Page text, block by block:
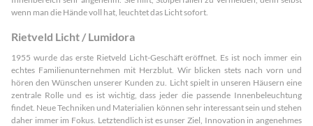
wenn man die Hände voll hat, leuchtet das Licht sofort.
Rietveld Licht / Lumidora
1955 wurde das erste Rietveld Licht-Geschäft eröffnet. Es ist noch immer ein
echtes Familienunternehmen mit Herzblut. Wir blicken stets nach vorn und
hören den Wünschen unserer Kunden zu. Licht spielt in unseren Häusern eine
zentrale Rolle und es ist wichtig, dass jeder die passende Innenbeleuchtung
findet. Neue Techniken und Materialien können sehr interessant sein und stehen
daher immer im Fokus. Letztendlich ist es unser Ziel, Innovation in angenehmes